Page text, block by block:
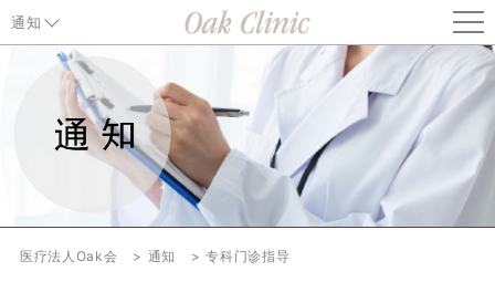
通知
通知 TOP
关于东京都中央区「麻疹抗体检测・疫苗接种费用补助」的通知
关于健康保险证的使用（自2026年8月1日起）
医疗法人Oak会 通知 专科门诊指导